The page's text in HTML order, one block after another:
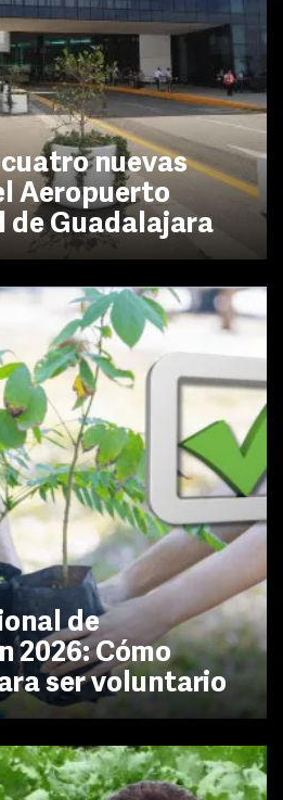
nuevas
Aeropuerto
Guadalajara
de
2026: Cómo
ser voluntario